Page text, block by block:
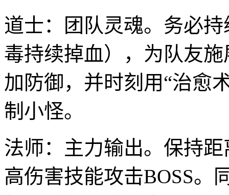
道士：团队灵魂。务必
毒持续掉血），为队友施
加防御，并时刻用“治愈
制小怪。
法师：主力输出。保持
高伤害技能攻击BOSS。